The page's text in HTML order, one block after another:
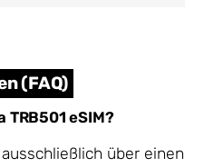
(FAQ)
eSIM?
über einen